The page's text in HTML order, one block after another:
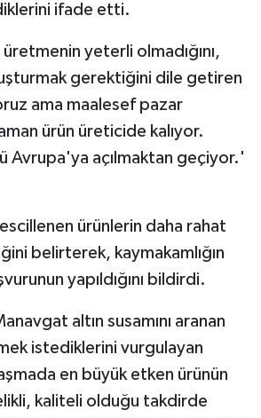
ifade etti.
yeterli olmadığını,
gerektiğini dile getiren
ama maalesef pazar
ürün üreticide kalıyor.
Avrupa'ya açılmaktan geçiyor.'
ürünlerin daha rahat
belirterek, kaymakamlığın
yapıldığını bildirdi.
altın susamını aranan
istediklerini vurgulayan
en büyük etken ürünün
kaliteli olduğu takdirde